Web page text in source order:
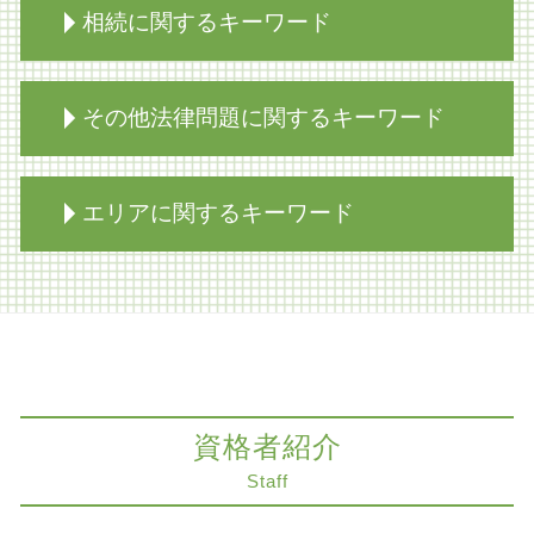
相続に関するキーワード
相続放棄 生命保険
遺留分 分割協議書
相続 寄与分
限定承認 賠償
生前対策 種類
生前対策 相続
家族信託 弁護士
相続 不動産
その他法律問題に関するキーワード
医療過誤 刑事責任
医療過誤 法律事務所
賃貸 契約解除
コンプライアンスとハラスメント
不動産 トラブル
協力医 とは
エリアに関するキーワード
限定承認 大阪市 弁護士
コンプライアンス 神戸市 弁護士
家族信託 神戸市 弁護士
生前対策 大阪市 弁護士
労働問題 大阪市 弁護士
資格者紹介
Staff